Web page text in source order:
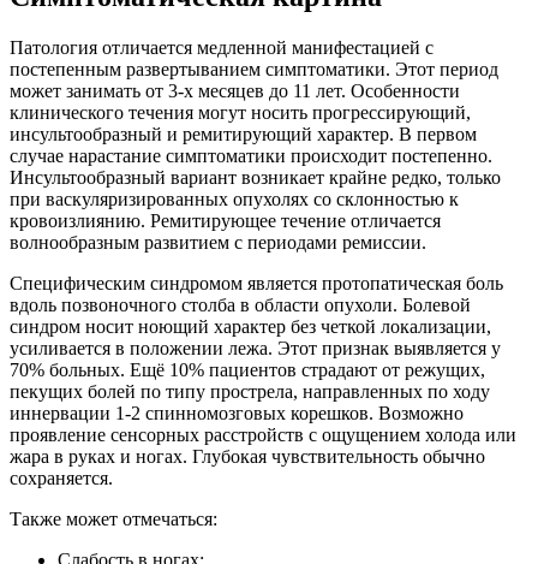
Патология отличается медленной манифестацией с
постепенным развертыванием симптоматики. Этот период
может занимать от 3-х месяцев до 11 лет. Особенности
клинического течения могут носить прогрессирующий,
инсультообразный и ремитирующий характер. В первом
случае нарастание симптоматики происходит постепенно.
Инсультообразный вариант возникает крайне редко, только
при васкуляризированных опухолях со склонностью к
кровоизлиянию. Ремитирующее течение отличается
волнообразным развитием с периодами ремиссии.
Специфическим синдромом является протопатическая боль
вдоль позвоночного столба в области опухоли. Болевой
синдром носит ноющий характер без четкой локализации,
усиливается в положении лежа. Этот признак выявляется у
70% больных. Ещё 10% пациентов страдают от режущих,
пекущих болей по типу прострела, направленных по ходу
иннервации 1-2 спинномозговых корешков. Возможно
проявление сенсорных расстройств с ощущением холода или
жара в руках и ногах. Глубокая чувствительность обычно
сохраняется.
Также может отмечаться:
Слабость в ногах;